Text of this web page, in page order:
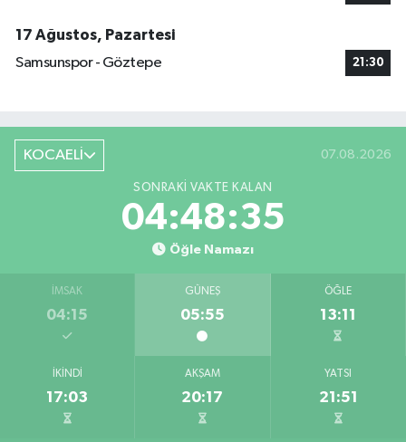
17 Ağustos, Pazartesi
Samsunspor - Göztepe
21:30
KOCAELİ 07.08.2026
SONRAKI VAKTE KALAN
04:48:34
Öğle Namazı
İMSAK
04:15
GÜNEŞ
05:55
ÖĞLE
13:11
İKINDI
17:03
AKŞAM
20:17
YATSI
21:51